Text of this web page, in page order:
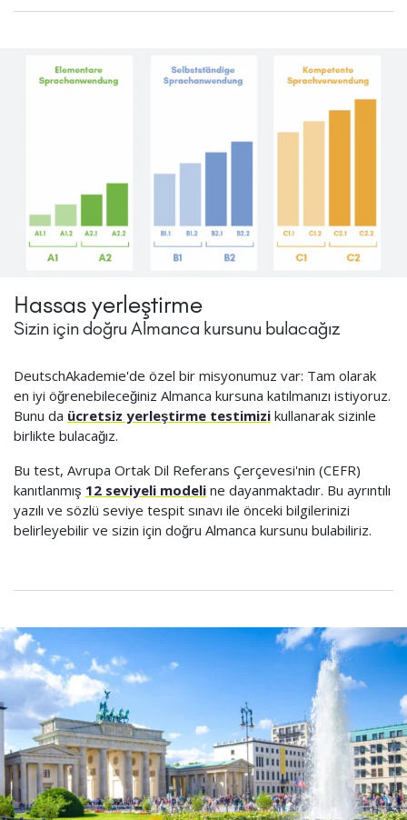
Hassas yerleştirme
Sizin için doğru Almanca kursunu bulacağız
DeutschAkademie'de özel bir misyonumuz var: Tam olarak
en iyi öğrenebileceğiniz Almanca kursuna katılmanızı istiyoruz.
Bunu da ücretsiz yerleştirme testimizi kullanarak sizinle
birlikte bulacağız.
Bu test, Avrupa Ortak Dil Referans Çerçevesi'nin (CEFR)
kanıtlanmış 12 seviyeli modeli ne dayanmaktadır. Bu ayrıntılı
yazılı ve sözlü seviye tespit sınavı ile önceki bilgilerinizi
belirleyebilir ve sizin için doğru Almanca kursunu bulabiliriz.